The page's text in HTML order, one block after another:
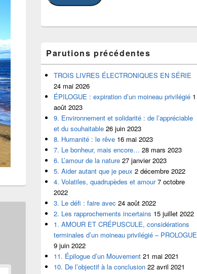
Parutions précédentes
TROIS LIVRES ÉLECTRONIQUES EN SÉRIE
24 mai 2026
ÉPILOGUE : expiration d’un moineau privilégié 1
août 2023
9. Environnement et solidarité : de l’appréciable
et du souhaitable 26 juin 2023
8. Humanité : le rêve 16 mai 2023
7. Le bonheur, mais encore… 28 mars 2023
6. L’amour de la nature 27 janvier 2023
5. Aider autant que je peux 2 décembre 2022
4. Volatiles, quadrupèdes et amour 7 octobre
2022
3. Le défi : faire avec 24 août 2022
2. Les rapprochements incertains 15 juillet 2022
1. AMOUR ET CRÉPUSCULE, considérations
terminales d’un moineau privilégié – PROLOGUE
9 juin 2022
11. Épilogue d’un Mouvement 21 mai 2021
10. De l’objectif à la conclusion 22 avril 2021